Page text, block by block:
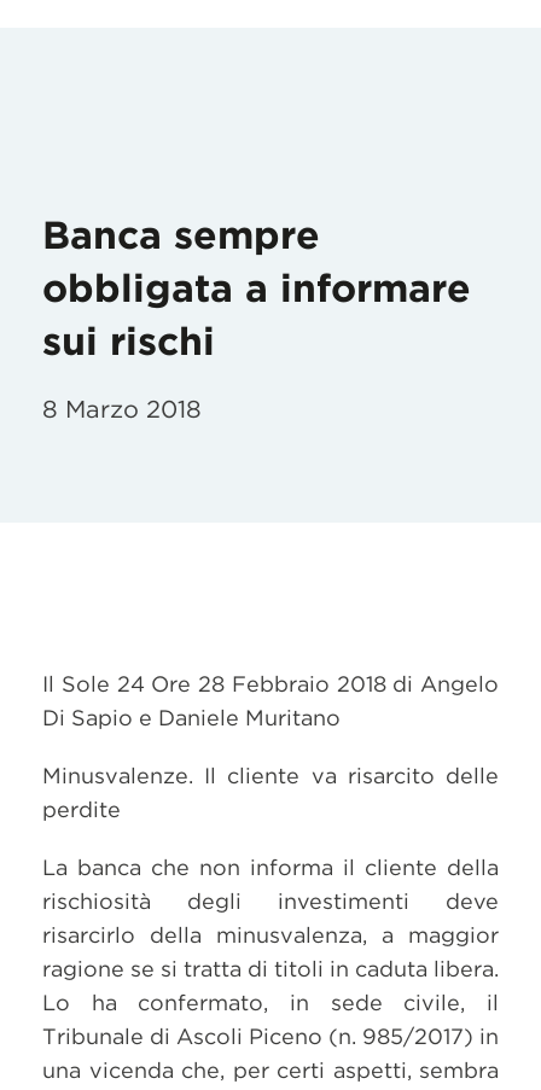
Banca sempre
obbligata a informare
sui rischi
8 Marzo 2018
Il Sole 24 Ore 28 Febbraio 2018 di Angelo
Di Sapio e Daniele Muritano
Minusvalenze. Il cliente va risarcito delle
perdite
La banca che non informa il cliente della
rischiosità degli investimenti deve
risarcirlo della minusvalenza, a maggior
ragione se si tratta di titoli in caduta libera.
Lo ha confermato, in sede civile, il
Tribunale di Ascoli Piceno (n. 985/2017) in
una vicenda che, per certi aspetti, sembra